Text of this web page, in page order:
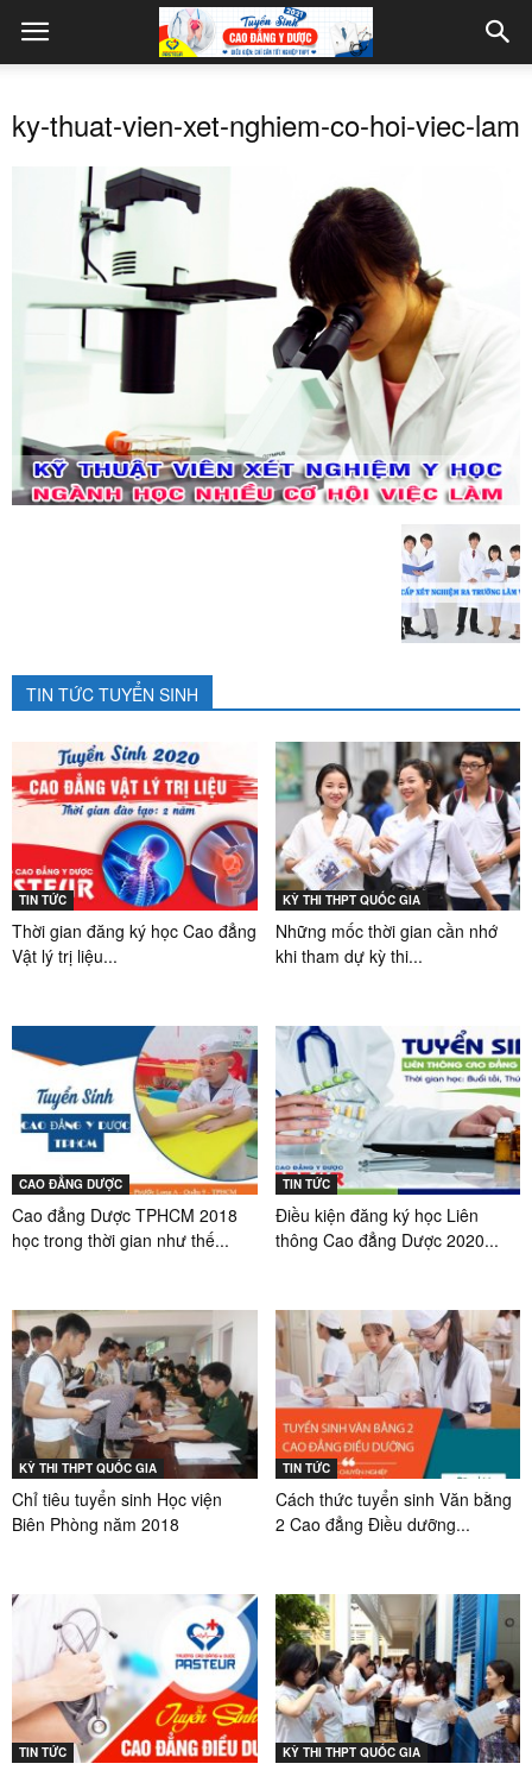
ky-thuat-vien-xet-nghiem-co-hoi-viec-lam
TIN TỨC TUYỂN SINH
TIN TỨC
Thời gian đăng ký học Cao đẳng
Vật lý trị liệu...
KỲ THI THPT QUỐC GIA
Những mốc thời gian cần nhớ
khi tham dự kỳ thi...
CAO ĐẲNG DƯỢC
Cao đẳng Dược TPHCM 2018
học trong thời gian như thế...
TIN TỨC
Điều kiện đăng ký học Liên
thông Cao đẳng Dược 2020...
KỲ THI THPT QUỐC GIA
Chỉ tiêu tuyển sinh Học viện
Biên Phòng năm 2018
TIN TỨC
Cách thức tuyển sinh Văn bằng
2 Cao đẳng Điều dưỡng...
TIN TỨC KỲ THI THPT QUỐC GIA